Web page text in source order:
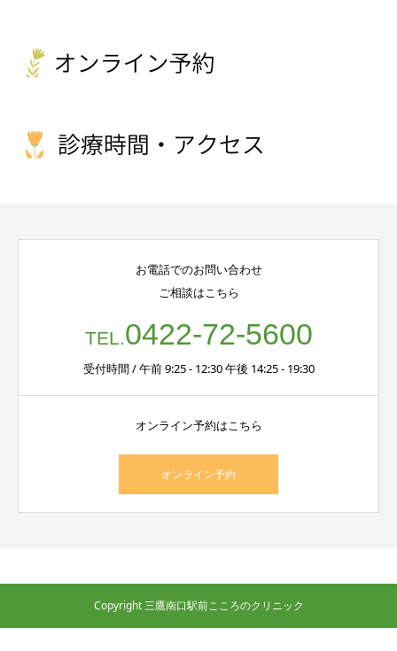
お電話でのお問い合わせ
ご相談はこちら
TEL.0422-72-5600
受付時間 / 午前 9:25 - 12:30 午後 14:25 - 19:30
オンライン予約はこちら
オンライン予約
Copyright 三鷹南口駅前こころのクリニック